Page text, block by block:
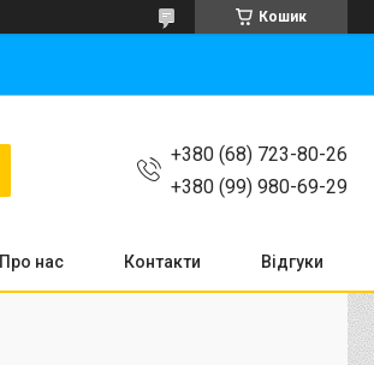
Кошик
+380 (68) 723-80-26
+380 (99) 980-69-29
Про нас Контакти Відгуки